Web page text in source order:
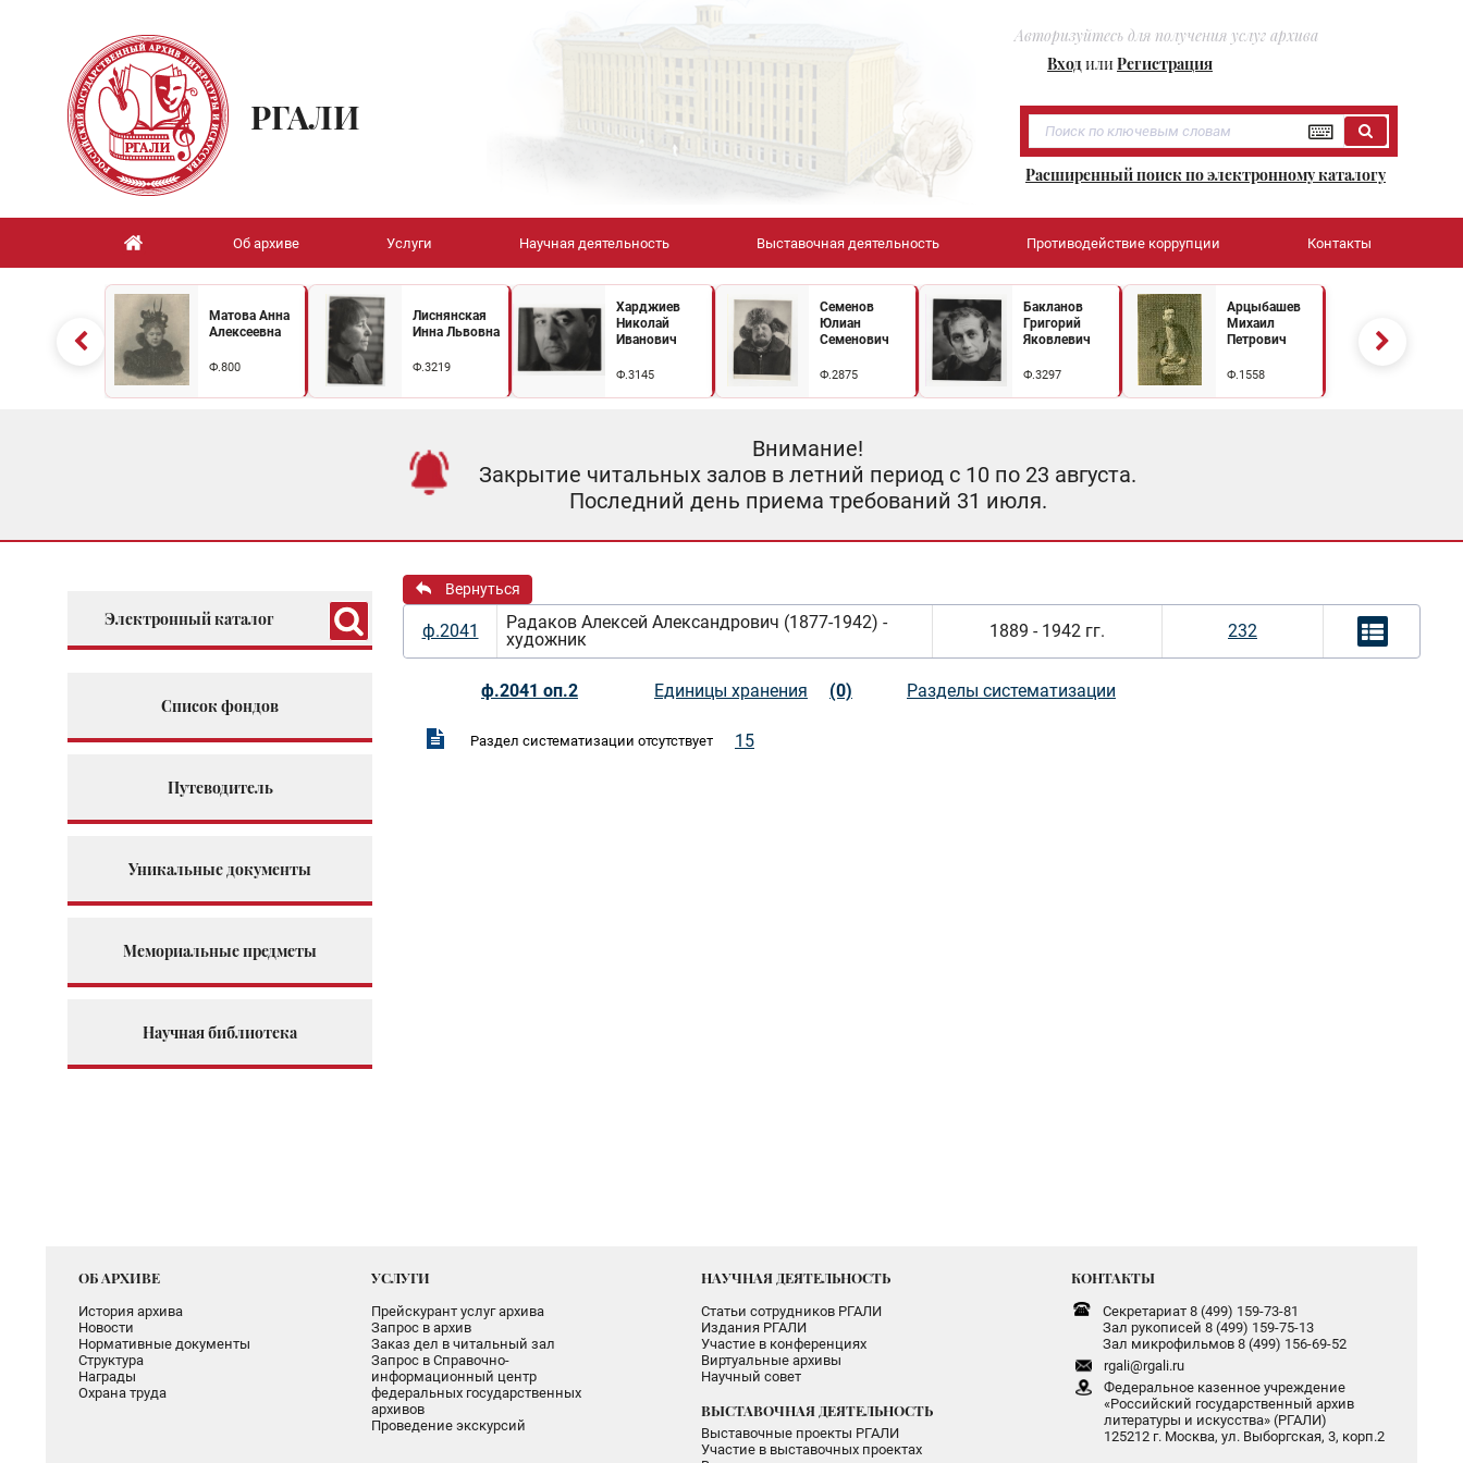
Авторизуйтесь для получения услуг архива
ВходилиРегистрация
РГАЛИ
Расширенный поиск по электронному каталогу
Об архиве Услуги Научная деятельность Выставочная деятельность Противодействие коррупции Контакты
Матова Анна
Алексеевна
Ф.800
Лиснянская
Инна Львовна
Ф.3219
Харджиев
Николай
Иванович
Ф.3145
Семенов
Юлиан
Семенович
Ф.2875
Бакланов
Григорий
Яковлевич
Ф.3297
Арцыбашев
Михаил
Петрович
Ф.1558
Внимание!
Закрытие читальных залов в летний период с 10 по 23 августа.
Последний день приема требований 31 июля.
Электронный каталог
Список фондов
Путеводитель
Уникальные документы
Мемориальные предметы
Научная библиотека
Вернуться
ф.2041
Радаков Алексей Александрович (1877-1942) -
художник
1889 - 1942 гг. 232
ф.2041 оп.2 Единицы хранения (0) Разделы систематизации
Раздел систематизации отсутствует 15
ОБ АРХИВЕ
История архива
Новости
Нормативные документы
Структура
Награды
Охрана труда
УСЛУГИ
Прейскурант услуг архива
Запрос в архив
Заказ дел в читальный зал
Запрос в Справочно-
информационный центр
федеральных государственных
архивов
Проведение экскурсий
НАУЧНАЯ ДЕЯТЕЛЬНОСТЬ
Статьи сотрудников РГАЛИ
Издания РГАЛИ
Участие в конференциях
Виртуальные архивы
Научный совет
ВЫСТАВОЧНАЯ ДЕЯТЕЛЬНОСТЬ
Выставочные проекты РГАЛИ
Участие в выставочных проектах
КОНТАКТЫ
Секретариат 8 (499) 159-73-81
Зал рукописей 8 (499) 159-75-13
Зал микрофильмов 8 (499) 156-69-52
rgali@rgali.ru
Федеральное казенное учреждение
«Российский государственный архив
литературы и искусства» (РГАЛИ)
125212 г. Москва, ул. Выборгская, 3, корп.2